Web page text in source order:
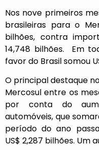
Nos nove primeiros
brasileiras para o
bilhões, contra
14,748 bilhões. Em
favor do Brasil somou
O principal destaque
Mercosul entre os
por conta do
automóveis, que
período do ano
US$ 2,287 bilhões. Um